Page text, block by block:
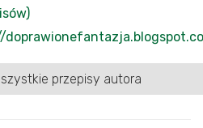
przepisy autora